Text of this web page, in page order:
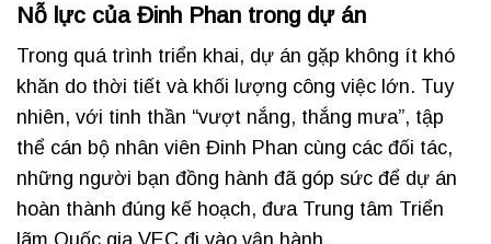
Nỗ lực của Đinh Phan trong dự án
Trong quá trình triển khai, dự án gặp không ít khó
khăn do thời tiết và khối lượng công việc lớn. Tuy
nhiên, với tinh thần “vượt nắng, thắng mưa”, tập
thể cán bộ nhân viên Đinh Phan cùng các đối tác,
những người bạn đồng hành đã góp sức để dự án
hoàn thành đúng kế hoạch, đưa Trung tâm Triển